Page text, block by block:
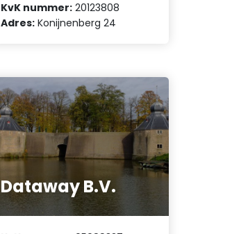
KvK nummer: 20123808
Adres: Konijnenberg 24
Dataway B.V.